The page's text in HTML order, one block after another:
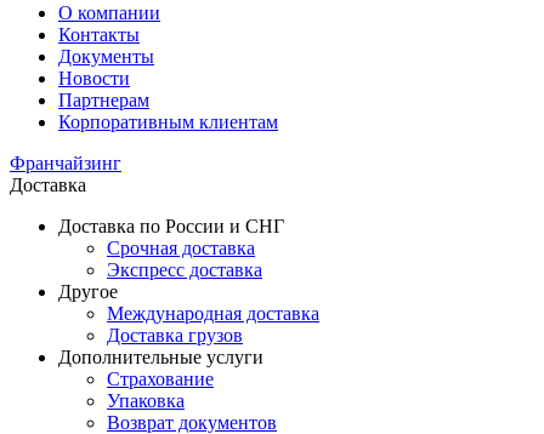
О компании
Контакты
Документы
Новости
Партнерам
Корпоративным клиентам
Франчайзинг
Доставка
Доставка по России и СНГ
Срочная доставка
Экспресс доставка
Другое
Международная доставка
Доставка грузов
Дополнительные услуги
Страхование
Упаковка
Возврат документов